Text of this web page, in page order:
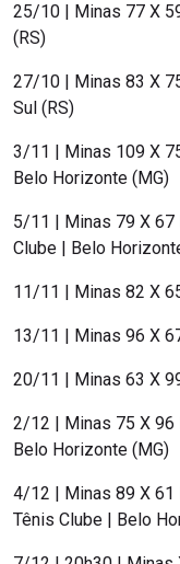
25/10 | Minas 77 X
(RS)
27/10 | Minas 83 X
Sul (RS)
3/11 | Minas 109 X
Belo Horizonte (MG)
5/11 | Minas 79 X 67
Clube | Belo
11/11 | Minas 82 X
13/11 | Minas 96 X
20/11 | Minas 63 X
2/12 | Minas 75 X 96
Belo Horizonte (MG)
4/12 | Minas 89 X 61
Tênis Clube | Belo